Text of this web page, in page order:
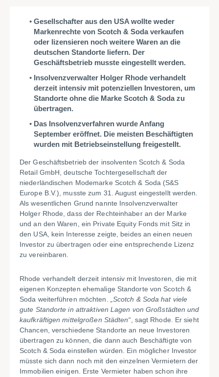
Gesellschafter aus den USA wollte weder
Markenrechte von Scotch & Soda verkaufen
oder lizensieren noch weitere Waren an die
deutschen Standorte liefern. Der
Geschäftsbetrieb musste eingestellt werden.
Insolvenzverwalter Holger Rhode verhandelt
derzeit intensiv mit potenziellen Investoren, um
Standorte ohne die Marke Scotch & Soda zu
übertragen.
Das Insolvenzverfahren wurde Anfang
September eröffnet. Die meisten Beschäftigten
wurden mit Betriebseinstellung freigestellt.
Der Geschäftsbetrieb der insolventen Scotch & Soda
Retail GmbH, deutsche Tochtergesellschaft der
niederländischen Modemarke Scotch & Soda (S&S
Europe B.V.), musste zum 31. August eingestellt werden.
Als wesentlichen Grund nannte Insolvenzverwalter
Holger Rhode, dass der Rechteinhaber an der Marke
und an den Waren, ein Private Equity Fonds mit Sitz in
den USA, kein Interesse zeigte, beides an einen neuen
Investor zu übertragen oder eine entsprechende Lizenz
zu vereinbaren.
Rhode verhandelt derzeit intensiv mit Investoren, die mit
eigenen Konzepten ehemalige Standorte von Scotch &
Soda weiterführen möchten.
„Scotch & Soda hat viele
gute Standorte in attraktiven Lagen von Großstädten und
kaufkräftigen mittelgroßen Städten“ , sagt Rhode. Er sieht
Chancen, verschiedene Standorte an neue Investoren
übertragen zu können, die dann auch Beschäftigte von
Scotch & Soda einstellen würden. Ein möglicher Investor
müsste sich dann noch mit den einzelnen Vermietern der
Immobilien einigen. Erste Vermieter haben schon ihre